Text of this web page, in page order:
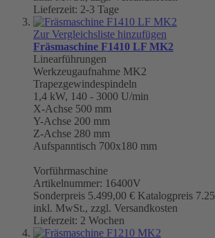
Lieferzeit: 2-3 Tage
Zur Vergleichsliste hinzufügen
Fräsmaschine F1410 LF MK2
Linearführungen
Werkzeugaufnahme MK2
Trapezgewindespindeln
1,4 kW, 140 - 3000 U/min
X-Achse 500 mm
Y-Achse 200 mm
Z-Achse 280 mm
Aufspanntisch 700x180 mm
Vorführmaschine
Artikelnummer: 16400V
Sonderpreis 5.499,00 € Katalogpreis
inkl. MwSt., zzgl. Versandkosten
Lieferzeit: 2 Wochen